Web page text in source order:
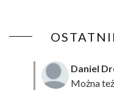
Daniel
Można